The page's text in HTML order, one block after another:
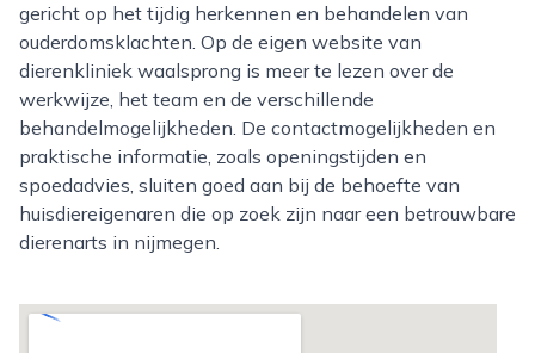
gericht op het tijdig herkennen en behandelen van
ouderdomsklachten. Op de eigen website van
dierenkliniek waalsprong is meer te lezen over de
werkwijze, het team en de verschillende
behandelmogelijkheden. De contactmogelijkheden en
praktische informatie, zoals openingstijden en
spoedadvies, sluiten goed aan bij de behoefte van
huisdiereigenaren die op zoek zijn naar een betrouwbare
dierenarts in nijmegen.